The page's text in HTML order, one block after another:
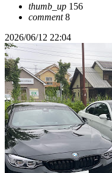
thumb_up 156
comment8
2026/06/12 22:04